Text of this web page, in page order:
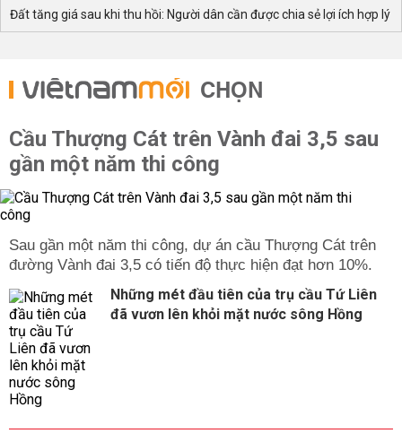
từng nhu cầu của khách hàng:
1. Tiết Kiệm Có Kỳ Hạn
phù hợp với những khách hàng mong muốn nhận được
mức lãi suất cao hơn so với tiền gửi không kỳ hạn. Đặc
Kỳ hạn linh hoạt từ 1 tháng đến trên 36 tháng.
Khách hàng có thể lựa chọn nhận lãi suất định kỳ hoặc
cuối kỳ.
Rút trước hạn vẫn được nhận lãi suất không kỳ hạn.
Gửi tiết kiệm online giúp khách hàng thực hiện giao dịch
nhanh chóng qua ứng dụng hoặc website của HDBank.
Ưu điểm nổi bật:
Lãi suất hấp dẫn hơn so với gửi tiết kiệm tại quầy.
Thực hiện gửi và tất toán bất cứ lúc nào, mọi nơi.
An toàn, bảo mật cao.
3. Tiết Kiệm Tích Lũy
Sản phẩm này phù hợp với những khách hàng muốn tích
lũy tài chính dần dần, tạo nền tảng vững chắc cho tương
Đất tăng giá sau khi thu hồi: Người dân cần được chia sẻ lợi ích hợp lý
CHỌN
Cầu Thượng Cát trên Vành đai 3,5 sau
gần một năm thi công
Sau gần một năm thi công, dự án cầu Thượng Cát trên
đường Vành đai 3,5 có tiến độ thực hiện đạt hơn 10%.
Những mét đầu tiên của trụ cầu Tứ Liên
đã vươn lên khỏi mặt nước sông Hồng